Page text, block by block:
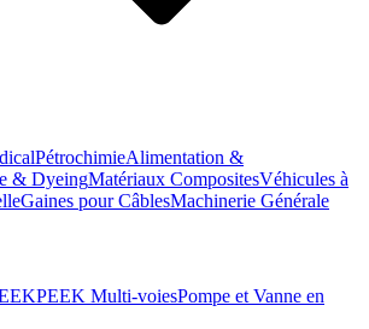
PétrochimieAlimentation &
& DyeingMatériaux CompositesVéhicules à
Gaines pour CâblesMachinerie Générale
PEEK Multi-voiesPompe et Vanne en